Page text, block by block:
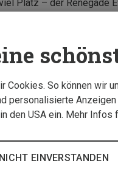
Platz – der Renegade
Mid Damen Schuhe
Cookies. So können wir
personalisierte
in den USA ein. Mehr
NICHT EINVERSTANDEN